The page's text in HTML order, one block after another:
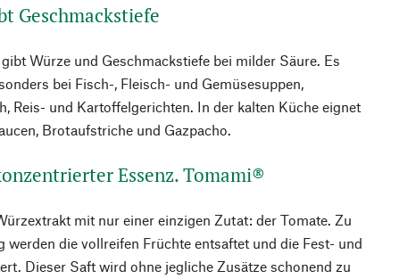
Geschmackstiefe
Würze und Geschmackstiefe bei milder Säure. Es
bei Fisch-, Fleisch- und Gemüsesuppen,
Reis- und Kartoffelgerichten. In der kalten Küche eignet
Brotaufstriche und Gazpacho.
Essenz. Tomami®
mit nur einer einzigen Zutat: der Tomate. Zu
werden die vollreifen Früchte entsaftet und die Fest- und
Dieser Saft wird ohne jegliche Zusätze schonend zu